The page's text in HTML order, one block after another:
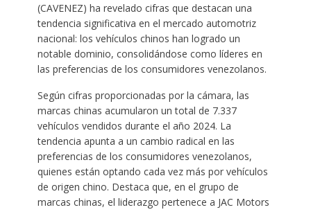
(CAVENEZ) ha revelado cifras que destacan una
tendencia significativa en el mercado automotriz
nacional: los vehículos chinos han logrado un
notable dominio, consolidándose como líderes en
las preferencias de los consumidores venezolanos.
Según cifras proporcionadas por la cámara, las
marcas chinas acumularon un total de 7.337
vehículos vendidos durante el año 2024. La
tendencia apunta a un cambio radical en las
preferencias de los consumidores venezolanos,
quienes están optando cada vez más por vehículos
de origen chino. Destaca que, en el grupo de
marcas chinas, el liderazgo pertenece a JAC Motors